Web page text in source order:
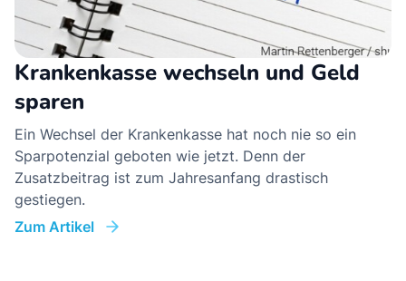
Krankenkasse wechseln und Geld
sparen
Ein Wechsel der Krankenkasse hat noch nie so ein
Sparpotenzial geboten wie jetzt. Denn der
Zusatzbeitrag ist zum Jahresanfang drastisch
gestiegen.
Zum Artikel